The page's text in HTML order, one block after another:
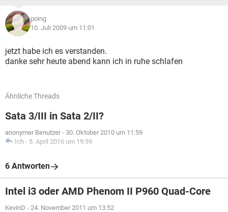
poing
10. Juli 2009 um 11:01
jetzt habe ich es verstanden.
danke sehr heute abend kann ich in ruhe schlafen
Ähnliche Threads
Sata 3/III in Sata 2/II?
anonymer Benutzer - 30. Oktober 2010 um 11:59
Ich - 5. April 2016 um 19:39
6 Antworten
Intel i3 oder AMD Phenom II P960 Quad-Core
KevinD - 24. November 2011 um 13:52